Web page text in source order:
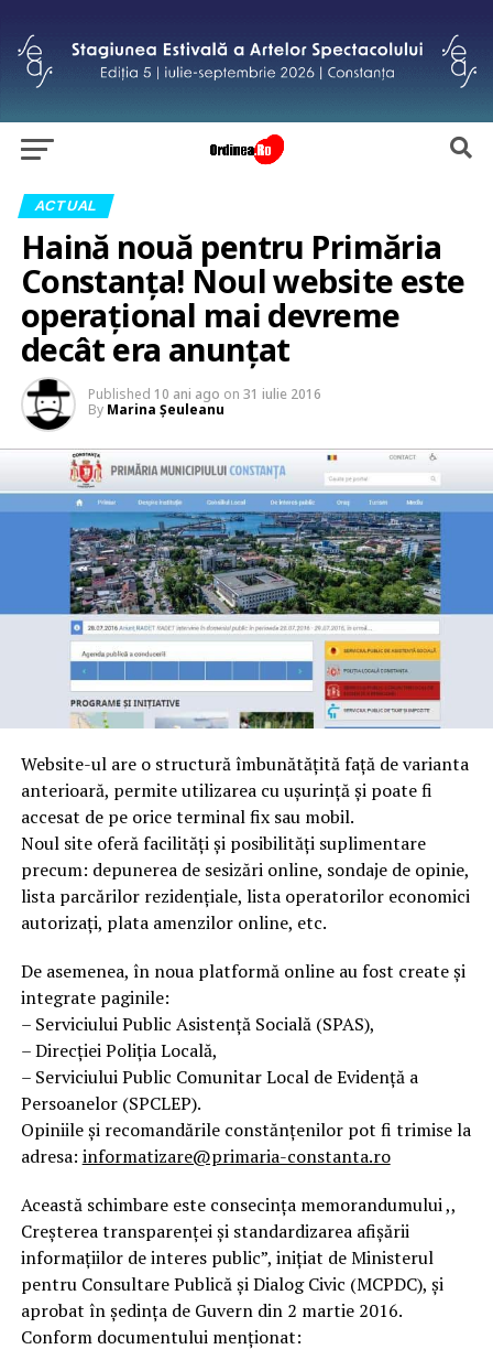
ACTUAL
Haină nouă pentru Primăria
Constanţa! Noul website este
operaţional mai devreme
decât era anunţat
Published 10 ani ago on 31 iulie 2016
By Marina Şeuleanu
Website-ul are o structură îmbunătăţită faţă de varianta
anterioară, permite utilizarea cu uşurinţă şi poate fi
accesat de pe orice terminal fix sau mobil.
Noul site oferă facilităţi şi posibilităţi suplimentare
precum: depunerea de sesizări online, sondaje de opinie,
lista parcărilor rezidenţiale, lista operatorilor economici
autorizaţi, plata amenzilor online, etc.
De asemenea, în noua platformă online au fost create şi
integrate paginile:
– Serviciului Public Asistenţă Socială (SPAS),
– Direcţiei Poliţia Locală,
– Serviciului Public Comunitar Local de Evidenţă a
Persoanelor (SPCLEP).
Opiniile şi recomandările constănţenilor pot fi trimise la
adresa: informatizare@primaria-constanta.ro
Această schimbare este consecinţa memorandumului ,,
Creşterea transparenţei şi standardizarea afişării
informaţiilor de interes public”, iniţiat de Ministerul
pentru Consultare Publică şi Dialog Civic (MCPDC), şi
aprobat în şedinţa de Guvern din 2 martie 2016.
Conform documentului menţionat: